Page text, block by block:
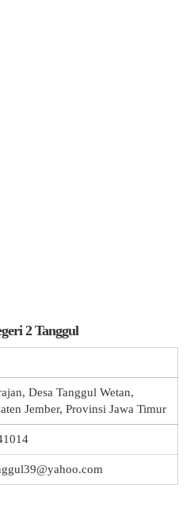
2 Tanggul
Desa Tanggul Wetan,
Jember, Provinsi Jawa Timur